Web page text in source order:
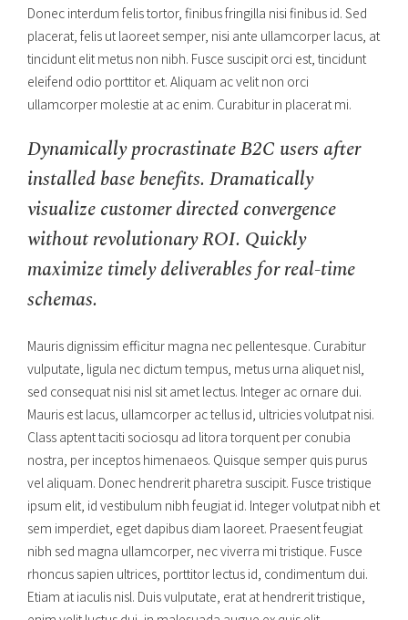
Donec interdum felis tortor, finibus fringilla nisi finibus id. Sed
placerat, felis ut laoreet semper, nisi ante ullamcorper lacus, at
tincidunt elit metus non nibh. Fusce suscipit orci est, tincidunt
eleifend odio porttitor et. Aliquam ac velit non orci
ullamcorper molestie at ac enim. Curabitur in placerat mi.
Dynamically procrastinate B2C users after
installed base benefits. Dramatically
visualize customer directed convergence
without revolutionary ROI. Quickly
maximize timely deliverables for real-time
schemas.
Mauris dignissim efficitur magna nec pellentesque. Curabitur
vulputate, ligula nec dictum tempus, metus urna aliquet nisl,
sed consequat nisi nisl sit amet lectus. Integer ac ornare dui.
Mauris est lacus, ullamcorper ac tellus id, ultricies volutpat nisi.
Class aptent taciti sociosqu ad litora torquent per conubia
nostra, per inceptos himenaeos. Quisque semper quis purus
vel aliquam. Donec hendrerit pharetra suscipit. Fusce tristique
ipsum elit, id vestibulum nibh feugiat id. Integer volutpat nibh et
sem imperdiet, eget dapibus diam laoreet. Praesent feugiat
nibh sed magna ullamcorper, nec viverra mi tristique. Fusce
rhoncus sapien ultrices, porttitor lectus id, condimentum dui.
Etiam at iaculis nisl. Duis vulputate, erat at hendrerit tristique,